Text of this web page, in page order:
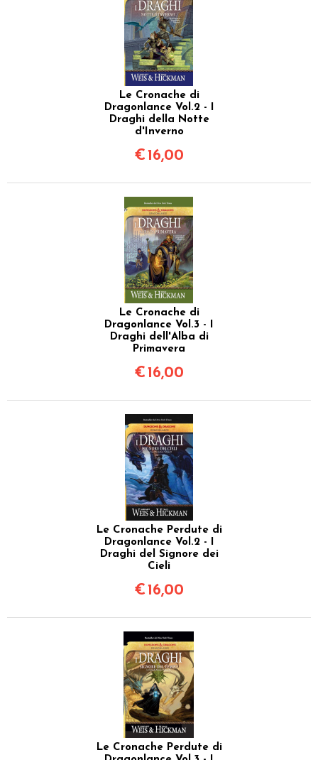
Le Cronache di
Dragonlance Vol.2 - I
Draghi della Notte
d'Inverno
€ 16,00
Le Cronache di
Dragonlance Vol.3 - I
Draghi dell'Alba di
Primavera
€ 16,00
Le Cronache Perdute di
Dragonlance Vol.2 - I
Draghi del Signore dei
Cieli
€ 16,00
Le Cronache Perdute di